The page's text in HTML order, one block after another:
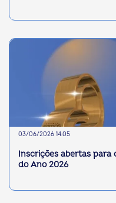
03/06/2026 14:05
Inscrições abertas para
do Ano 2026